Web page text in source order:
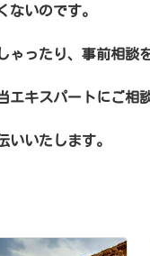
いのです。
ったり、事前相談
エキスパートにご相
いたします。